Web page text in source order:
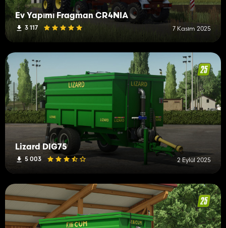
Ev Yapımı Fragman CR4NIA
3 117 7 Kasım 2025
Lizard DIG75
5 003 2 Eylül 2025